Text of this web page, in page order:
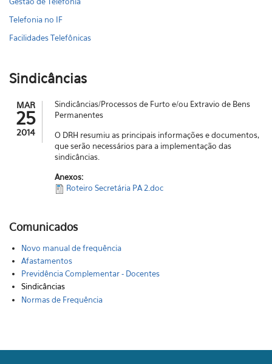
Telefonia no IF
Facilidades Telefônicas
Sindicâncias
MAR
25
2014
Sindicâncias/Processos de Furto e/ou Extravio de Bens
Permanentes
O DRH resumiu as principais informações e documentos,
que serão necessários para a implementação das
sindicâncias.
Anexos:
Roteiro Secretária PA 2.doc
Comunicados
Novo manual de frequência
Afastamentos
Previdência Complementar - Docentes
Sindicâncias
Normas de Frequência